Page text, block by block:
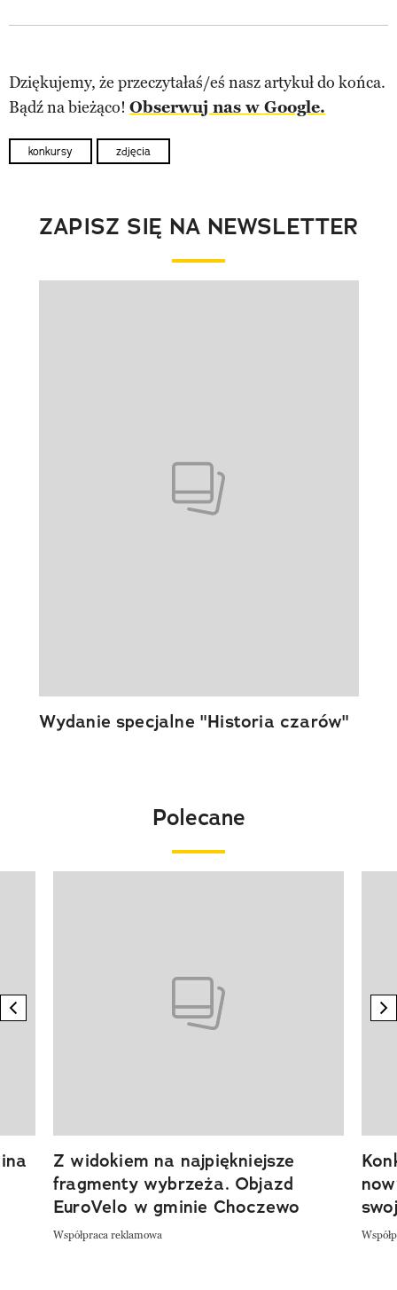
Dziękujemy, że przeczytałaś/eś nasz artykuł do końca.
Bądź na bieżąco! Obserwuj nas w Google.
konkursy zdjęcia
ZAPISZ SIĘ NA NEWSLETTER
Wydanie specjalne "Historia czarów"
Polecane
previous element
Z widokiem na najpiękniejsze
fragmenty wybrzeża. Objazd
EuroVelo w gminie Choczewo
Współpraca reklamowa